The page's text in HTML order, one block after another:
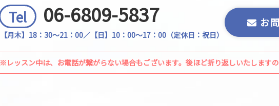
Tel 06-6809-5837
【月木】18：30～21：00／【日】10：00～17：00（定休日：祝日）
お
※レッスン中は、お電話が繋がらない場合もございます。後ほど折り返しいたしますの